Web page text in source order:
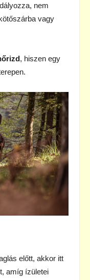
nem
vagy
, hiszen egy
előtt, akkor itt
t, amíg ízületei